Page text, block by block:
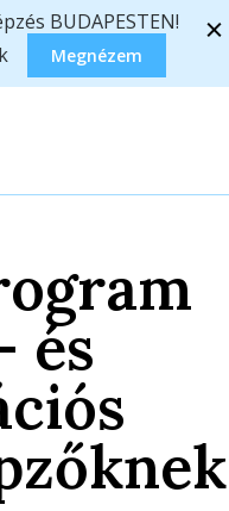
BUDAPESTEN!
Megnézem
Tappancs
és